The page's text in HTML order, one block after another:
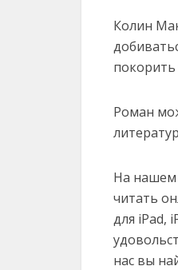
Колин
Роман
На нашем
читать
для iPad,
нас вы